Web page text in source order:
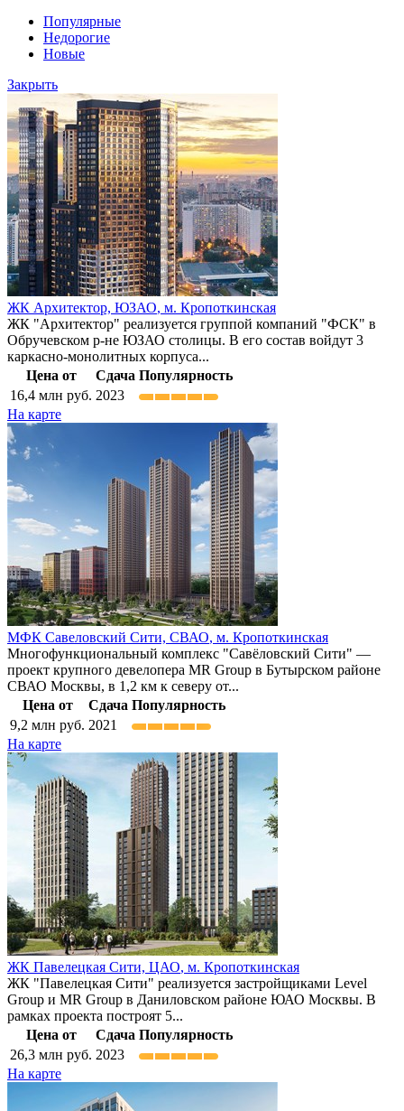
Популярные
Недорогие
Новые
Закрыть
ЖК Архитектор, ЮЗАО, м. Кропоткинская
ЖК "Архитектор" реализуется группой компаний "ФСК" в
Обручевском р-не ЮЗАО столицы. В его состав войдут 3
каркасно-монолитных корпуса...
Цена от
Сдача Популярность
16,4 млн руб. 2023
На карте
МФК Савеловский Сити, СВАО, м. Кропоткинская
Многофункциональный комплекс "Савёловский Сити" —
проект крупного девелопера MR Group в Бутырском районе
СВАО Москвы, в 1,2 км к северу от...
Цена от
Сдача Популярность
9,2 млн руб. 2021
На карте
ЖК Павелецкая Сити, ЦАО, м. Кропоткинская
ЖК "Павелецкая Сити" реализуется застройщиками Level
Group и MR Group в Даниловском районе ЮАО Москвы. В
рамках проекта построят 5...
Цена от
Сдача Популярность
26,3 млн руб. 2023
На карте